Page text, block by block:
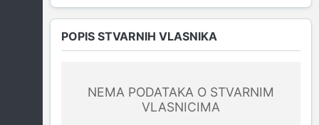
POPIS STVARNIH VLASNIKA
NEMA PODATAKA O STVARNIM
VLASNICIMA